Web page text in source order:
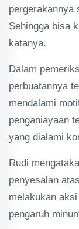
pergerakannya
Sehingga bisa
katanya.
Dalam
perbuatannya
mendalami
penganiayaan
yang dialami
Rudi
penyesalan
melakukan
pengaruh